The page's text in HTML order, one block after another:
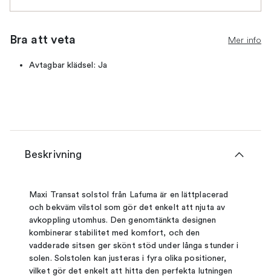
Bra att veta Mer info
Avtagbar klädsel: Ja
Beskrivning
Maxi Transat solstol från Lafuma är en lättplacerad
och bekväm vilstol som gör det enkelt att njuta av
avkoppling utomhus. Den genomtänkta designen
kombinerar stabilitet med komfort, och den
vadderade sitsen ger skönt stöd under långa stunder i
solen. Solstolen kan justeras i fyra olika positioner,
vilket gör det enkelt att hitta den perfekta lutningen